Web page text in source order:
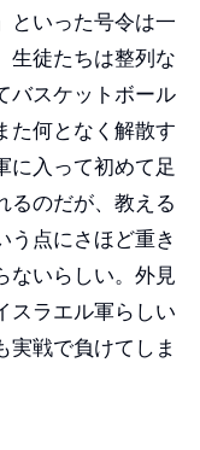
といった号令は一
生徒たちは整列な
バスケットボール
た何となく解散す
に入って初めて足
るのだが、教える
う点にさほど重き
ないらしい。外見
スラエル軍らしい
実戦で負けてしま